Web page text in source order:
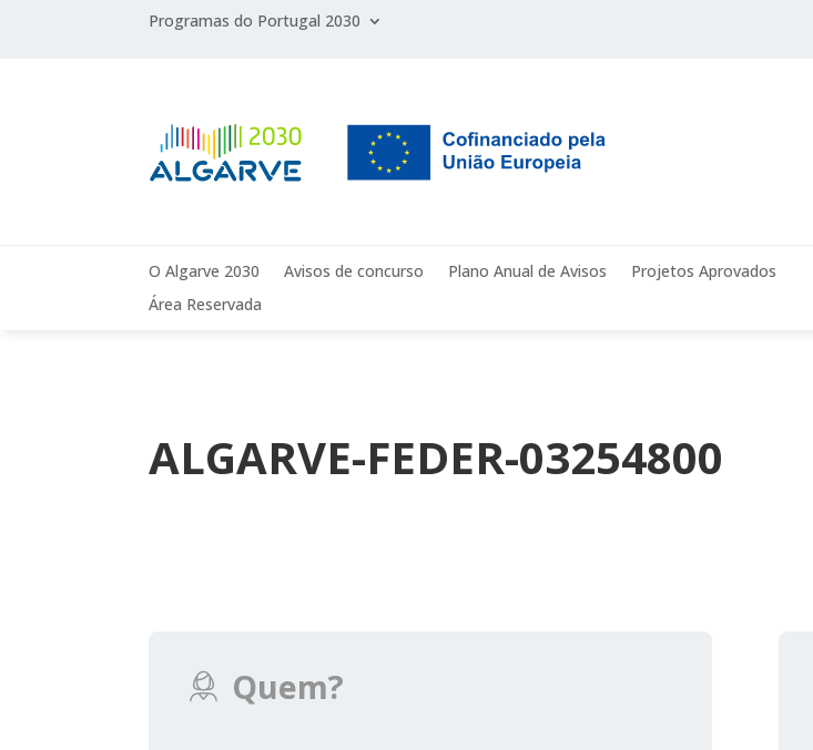
Programas do Portugal 2030
O Algarve 2030 Avisos de concurso Plano Anual de Avisos
Projetos Aprovados
Área Reservada
ALGARVE-FEDER-03254800
Quem?